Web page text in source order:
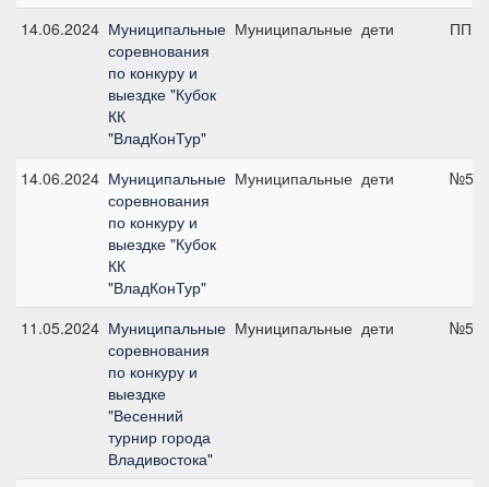
14.06.2024 Муниципальные
соревнования
по конкуру и
выездке "Кубок
КК
"ВладКонТур"
Муниципальные дети ПП
14.06.2024 Муниципальные
соревнования
по конкуру и
выездке "Кубок
КК
"ВладКонТур"
Муниципальные дети №5,
11.05.2024 Муниципальные
соревнования
по конкуру и
выездке
"Весенний
турнир города
Владивостока"
Муниципальные дети №5,